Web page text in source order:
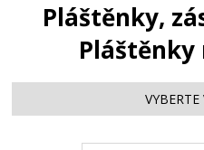
Pláštěnky,
VYBERTE